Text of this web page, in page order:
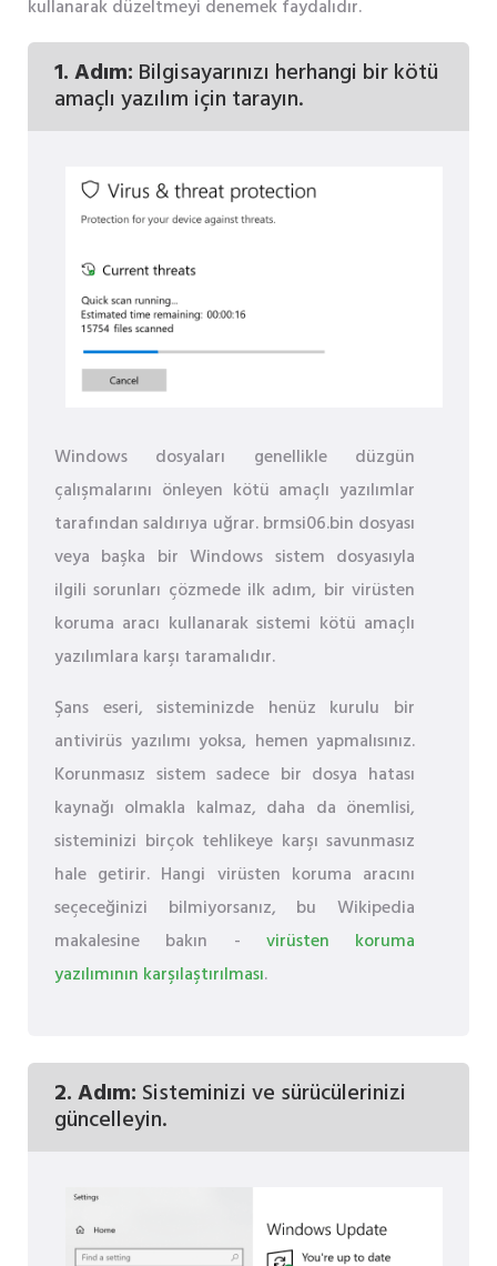
kullanarak düzeltmeyi denemek faydalıdır.
1. Adım: Bilgisayarınızı herhangi bir kötü
amaçlı yazılım için tarayın.
Windows dosyaları genellikle düzgün
çalışmalarını önleyen kötü amaçlı yazılımlar
tarafından saldırıya uğrar. brmsi06.bin dosyası
veya başka bir Windows sistem dosyasıyla
ilgili sorunları çözmede ilk adım, bir virüsten
koruma aracı kullanarak sistemi kötü amaçlı
yazılımlara karşı taramalıdır.
Şans eseri, sisteminizde henüz kurulu bir
antivirüs yazılımı yoksa, hemen yapmalısınız.
Korunmasız sistem sadece bir dosya hatası
kaynağı olmakla kalmaz, daha da önemlisi,
sisteminizi birçok tehlikeye karşı savunmasız
hale getirir. Hangi virüsten koruma aracını
seçeceğinizi bilmiyorsanız, bu Wikipedia
makalesine bakın - virüsten koruma
yazılımının karşılaştırılması.
2. Adım: Sisteminizi ve sürücülerinizi
güncelleyin.